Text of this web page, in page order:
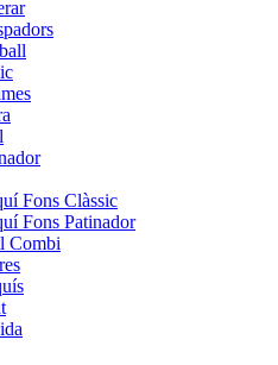
Fons Clàssic
Fons Patinador
Combi